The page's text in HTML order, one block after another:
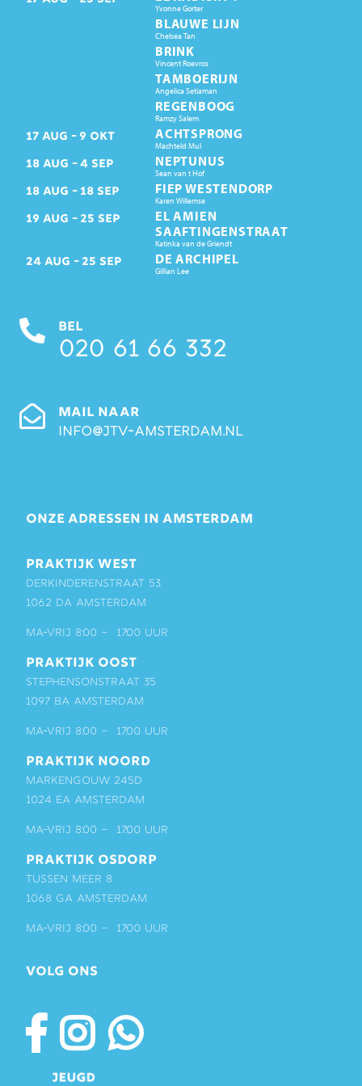
Yvonne Gorter
BLAUWE LIJN
Chelsea Tan
BRINK
Vincent Roevros
TAMBOERIJN
Angelica Setiaman
REGENBOOG
Ramzy Salem
17 AUG 9 OKT ACHTSPRONG
Machteld Mul
18 AUG 4 SEP NEPTUNUS
Sean van t Hof
18 AUG 18 SEP FIEP WESTENDORP
Karen Willemse
19 AUG 25 SEP
EL AMIEN
SAAFTINGENSTRAAT
Katinka van de Griendt
24 AUG 25 SEP DE ARCHIPEL
Gillian Lee
BEL
020 61 66 332
MAIL NAAR
info@jtv-amsterdam.nl
ONZE ADRESSEN IN AMSTERDAM
PRAKTIJK WEST
Derkinderenstraat 53
1062 DA Amsterdam
ma-vrij 8:00 – 17:00 uur
PRAKTIJK OOST
Stephensonstraat 35
1097 BA Amsterdam
ma-vrij 8:00 – 17:00 uur
PRAKTIJK NOORD
Markengouw 245D
1024 EA Amsterdam
ma-vrij 8:00 – 17:00 uur
PRAKTIJK OSDORP
Tussen Meer 8
1068 GA Amsterdam
ma-vrij 8:00 – 17:00 uur
VOLG ONS